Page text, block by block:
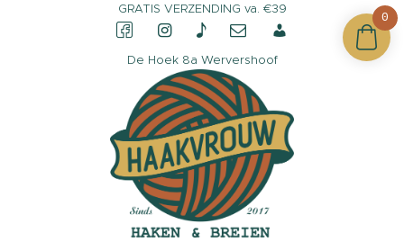
GRATIS VERZENDING va. €39
De Hoek 8a Wervershoof
CONTACT &
OPENINGSTIJDEN
OVER HAAKVROUW
MIJN ACCOUNT
0